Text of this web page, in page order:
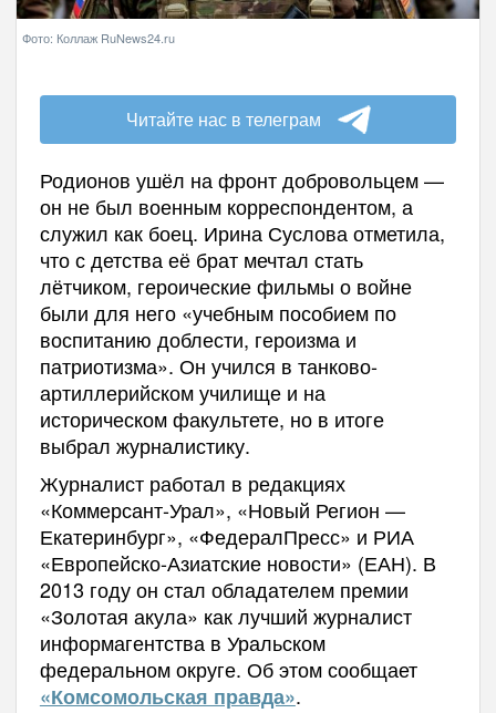
Фото: Коллаж RuNews24.ru
Читайте нас в телеграм
Родионов ушёл на фронт добровольцем —
он не был военным корреспондентом, а
служил как боец. Ирина Суслова отметила,
что с детства её брат мечтал стать
лётчиком, героические фильмы о войне
были для него «учебным пособием по
воспитанию доблести, героизма и
патриотизма». Он учился в танково-
артиллерийском училище и на
историческом факультете, но в итоге
выбрал журналистику.
Журналист работал в редакциях
«Коммерсант-Урал», «Новый Регион —
Екатеринбург», «ФедералПресс» и РИА
«Европейско-Азиатские новости» (ЕАН). В
2013 году он стал обладателем премии
«Золотая акула» как лучший журналист
информагентства в Уральском
федеральном округе. Об этом сообщает
«Комсомольская правда».